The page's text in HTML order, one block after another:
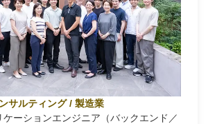
サルティング / 製造業
ーションエンジニア（バックエンド／